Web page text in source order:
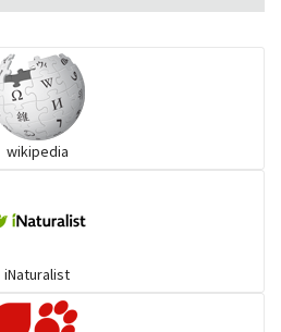
wikipedia
iNaturalist